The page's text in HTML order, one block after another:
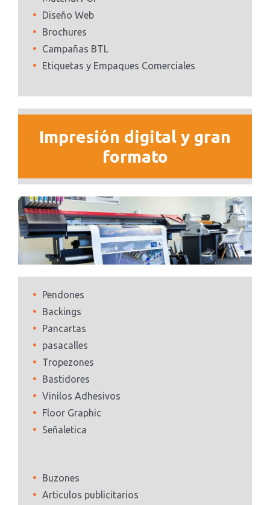
Diseño Web
Brochures
Campañas BTL
Etiquetas y Empaques Comerciales
Impresión digital y gran
formato
Pendones
Backings
Pancartas
pasacalles
Tropezones
Bastidores
Vinilos Adhesivos
Floor Graphic
Señaletica
Buzones
Articulos publicitarios